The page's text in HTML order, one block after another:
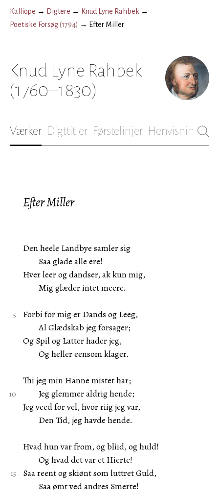
Kalliope → Digtere → Knud Lyne Rahbek →
Poetiske Forsøg(1794) → Efter Miller
Knud Lyne Rahbek
(1760–1830)
Værker Digttitler Førstelinjer Henvisninger
Efter Miller
Den heele Landbye samler sig
Saa glade alle ere!
Hver leer og dandser, ak kun mig,
Mig glæder intet meere.
Forbi for mig er Dands og Leeg,
Al Glædskab jeg forsager;
Og Spil og Latter hader jeg,
Og heller eensom klager.
Thi jeg min Hanne mistet har;
Jeg glemmer aldrig hende;
Jeg veed for vel, hvor riig jeg var,
Den Tid, jeg havde hende.
Hvad hun var from, og bliid, og huld!
Og hvad det var et Hierte!
Saa reent og skiønt som luttret Guld,
Saa ømt ved andres Smerte!